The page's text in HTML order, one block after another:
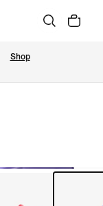
Shop